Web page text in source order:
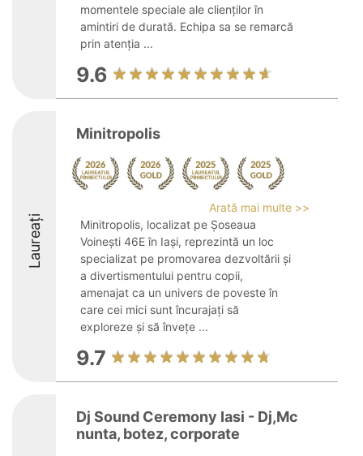
momentele speciale ale clienților în
amintiri de durată. Echipa sa se remarcă
prin atenția ...
9.6
Laureați
Minitropolis
Arată mai multe >>
Minitropolis, localizat pe Șoseaua
Voinești 46E în Iași, reprezintă un loc
specializat pe promovarea dezvoltării și
a divertismentului pentru copii,
amenajat ca un univers de poveste în
care cei mici sunt încurajați să
exploreze și să învețe ...
9.7
Dj Sound Ceremony Iasi - Dj,Mc
nunta, botez, corporate